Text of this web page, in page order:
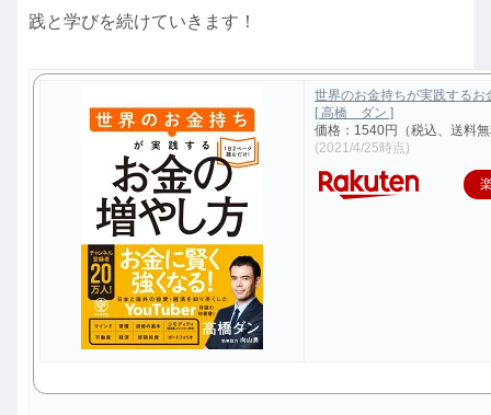
践と学びを続けていきます！
世界のお金持ちが実践するお
[ 高橋 ダン ]
価格：1540円（税込、送料
(2021/4/25時点)